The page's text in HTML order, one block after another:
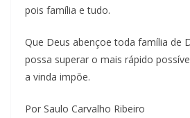
pois família e tudo.
Que Deus abençoe toda família de
possa superar o mais rápido
a vinda impõe.
Por Saulo Carvalho Ribeiro